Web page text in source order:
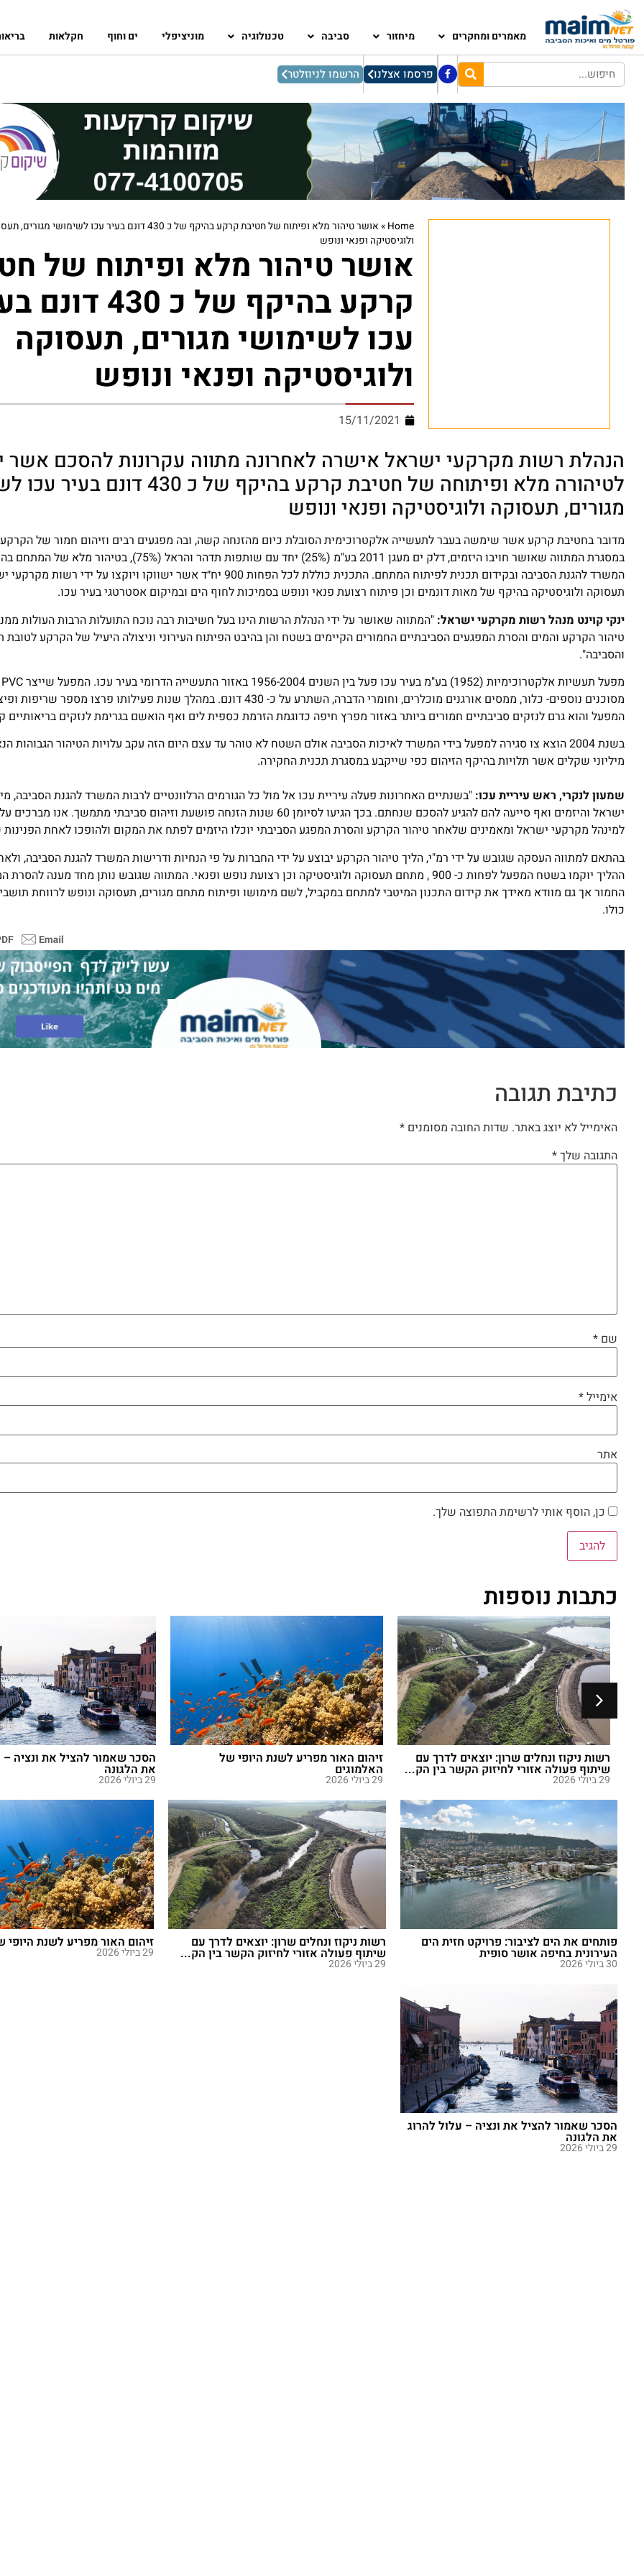
מאמרים ומחקרים מיחזור סביבה טכנולוגיה מוניציפלי ים וחוף חקלאות
פרסמו אצלנו הרשמו לניוזלטר
Home
»
אושר טיהור מלא ופיתוח של חטיבת קרקע בהיקף של כ 430 דונם בעיר עכו לשימושי
ולוגיסטיקה ופנאי ונופש
אושר טיהור מלא ופיתוח של
קרקע בהיקף של כ 430
עכו לשימושי מגורים, תעסוקה
ולוגיסטיקה ופנאי ונופש
15/11/2021
הנהלת רשות מקרקעי ישראל אישרה לאחרונה מתווה עקרונות להסכם אשר
לטיהורה מלא ופיתוחה של חטיבת קרקע בהיקף של כ 430
מגורים, תעסוקה ולוגיסטיקה ופנאי ונופש
מדובר בחטיבת קרקע אשר שימשה בעבר לתעשייה אלקטרוכימית הסובלת כיום מהזנחה קשה, ובה מפגעים רבים וזיהום חמור של
במסגרת המתווה שאושר חויבו היזמים, דלק ים מעגן 2011 בע"מ (25%) יחד עם שותפות תדהר
המשרד להגנת הסביבה ובקידום תכנית לפיתוח המתחם. התכנית כוללת לכל הפחות 900 יח״ד אשר ישווקו ויוקצו על
תעסוקה ולוגיסטיקה בהיקף של מאות דונמים וכן פיתוח רצועת פנאי ונופש בסמיכות לחוף הים ובמיקום אסטרטגי בעיר עכו.
ינקי קוינט מנהל רשות מקרקעי ישראל: "המתווה שאושר על ידי הנהלת הרשות הינו בעל חשיבות רבה נוכח התועלות הרבות העולות
טיהור הקרקע והמים והסרת המפגעים הסביבתיים החמורים הקיימים בשטח והן בהיבט הפיתוח העירוני וניצולה היעיל של הקרקע לטובת
והסביבה".
מסוכנים נוספים- כלור, ממסים אורגנים מוכלרים, וחומרי הדברה, השתרע על כ- 430 דונם. במהלך שנות פעילותו פרצו
המפעל והוא גרם לנזקים סביבתיים חמורים ביותר באזור מפרץ חיפה כדוגמת הזרמת כספית לים ואף הואשם בגרימת לנזקים בריאותיים
בשנת 2004 הוצא צו סגירה למפעל בידי המשרד לאיכות הסביבה אולם השטח לא טוהר עד עצם היום הזה עקב עלויות הטיהור הגבוהות
מיליוני שקלים אשר תלויות בהיקף הזיהום כפי שייקבע במסגרת תכנית החקירה.
שמעון לנקרי, ראש עיריית עכו: "בשנתיים האחרונות פעלה עיריית עכו אל מול כל הגורמים הרלוונטיים לרבות המשרד להגנת הסביבה,
ישראל והיזמים ואף סייעה להם להגיע להסכם שנחתם. בכך הגיעו לסיומן 60 שנות הזנחה פושעת וזיהום סביבתי מתמשך.
למינהל מקרקעי ישראל ומאמינים שלאחר טיהור הקרקע והסרת המפגע הסביבתי יוכלו היזמים לפתח את המקום ולהופכו לאחת הפנינות
בהתאם למתווה העסקה שגובש על ידי רמ"י, הליך טיהור הקרקע יבוצע על ידי החברות על פי הנחיות ודרישות המשרד להגנת הסביבה,
ההליך יוקמו בשטח המפעל לפחות כ- 900 , מתחם תעסוקה ולוגיסטיקה וכן רצועת נופש ופנאי. המתווה שגובש נותן מחד מענה
החמור אך גם מוודא מאידך את קידום התכנון המיטבי למתחם במקביל, לשם מימושו ופיתוח מתחם מגורים, תעסוקה ונופש לרווחת תושבי
כולו.
כתיבת תגובה
האימייל לא יוצג באתר. שדות החובה מסומנים *
התגובה שלך*
שם *
אימייל*
אתר
כן, הוסף אותי לרשימת התפוצה שלך.
כתבות נוספות
רשות ניקוז ונחלים שרון: יוצאים לדרך עם
שיתוף פעולה אזורי לחיזוק הקשר בין הק...
29 ביולי 2026
זיהום האור מפריע לשנת היופי של
האלמוגים
29 ביולי 2026
הסכר שאמור להציל את ונציה –
את הלגונה
29 ביולי 2026
פותחים את הים לציבור: פרויקט חזית הים
העירונית בחיפה אושר סופית
30 ביולי 2026
רשות ניקוז ונחלים שרון: יוצאים לדרך עם
שיתוף פעולה אזורי לחיזוק הקשר בין הק...
29 ביולי 2026
זיהום האור מפריע לשנת היופי
29 ביולי 2026
הסכר שאמור להציל את ונציה – עלול להרוג
את הלגונה
29 ביולי 2026